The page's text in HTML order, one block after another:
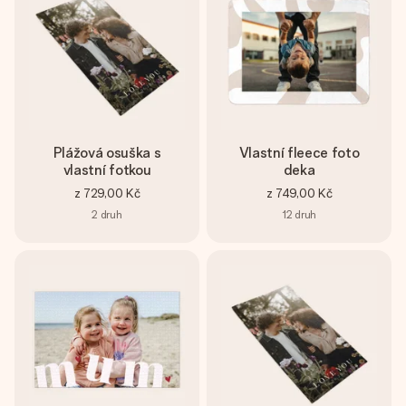
Plážová osuška s
vlastní fotkou
z 729,00 Kč
2 druh
Vlastní fleece foto
deka
z 749,00 Kč
12 druh